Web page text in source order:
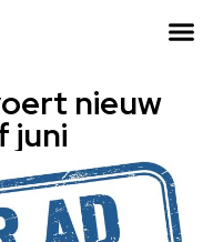
nieuw
juni